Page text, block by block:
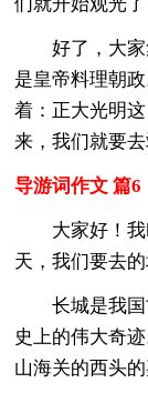
好了，大家
是皇帝料理朝
着：正大光明
来，我们就要去
导游词作文 篇6
大家好！我
天，我们要去
长城是我国
史上的伟大奇
山海关的西头